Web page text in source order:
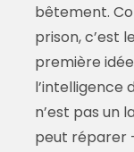
bêtement.
prison, c’est
première
l’intelligence
n’est pas un
peut réparer